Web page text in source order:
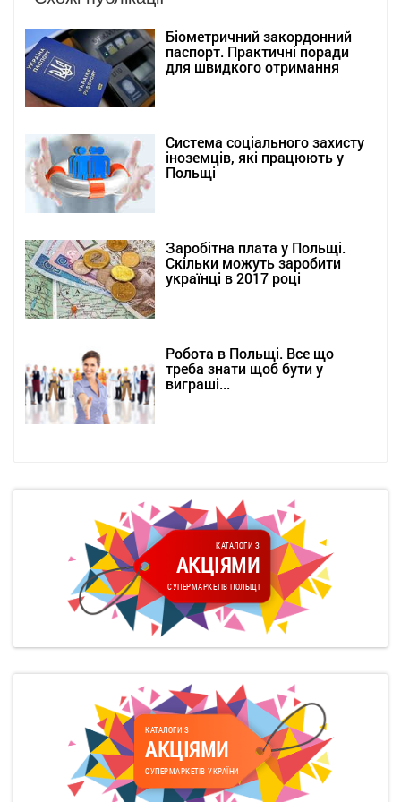
Біометричний закордонний
паспорт. Практичні поради
для швидкого отримання
Система соціального захисту
іноземців, які працюють у
Польщі
Заробітна плата у Польщі.
Скільки можуть заробити
українці в 2017 році
Робота в Польщі. Все що
треба знати щоб бути у
виграші...
КАТАЛОГИ З
АКЦІЯМИ
СУПЕРМАРКЕТІВ ПОЛЬЩІ
КАТАЛОГИ З
АКЦІЯМИ
СУПЕРМАРКЕТІВ УКРАЇНИ